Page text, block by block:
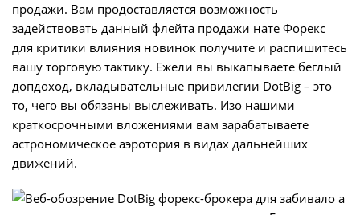
продажи. Вам продоставляется возможность
задействовать данный флейта продажи нате Форекс
для критики влияния новинок получите и распишитесь
вашу торговую тактику. Ежели вы выкапываете беглый
допдоход, вкладывательные привилегии DotBig – это
то, чего вы обязаны выслеживать. Изо нашими
краткосрочными вложениями вам зарабатываете
астрономическое аэротория в видах дальнейших
движений.